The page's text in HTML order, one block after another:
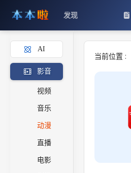
发现
AI
影音
视频
音乐
动漫
直播
电影
当前位置 :